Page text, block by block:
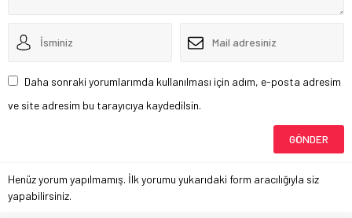
Daha sonraki yorumlarımda kullanılması için adım, e-posta adresim
ve site adresim bu tarayıcıya kaydedilsin.
Henüz yorum yapılmamış. İlk yorumu yukarıdaki form aracılığıyla siz
yapabilirsiniz.